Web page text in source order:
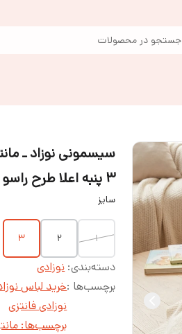
جستجو در محصولات
۳ پنبه اعلا طرح راسو
سایز
۱ ۲ ۳
دسته‌بندی:نوزادی
برچسب‌ها :خرید لباس
نوزادی فانتزی
برچسب‌ها: